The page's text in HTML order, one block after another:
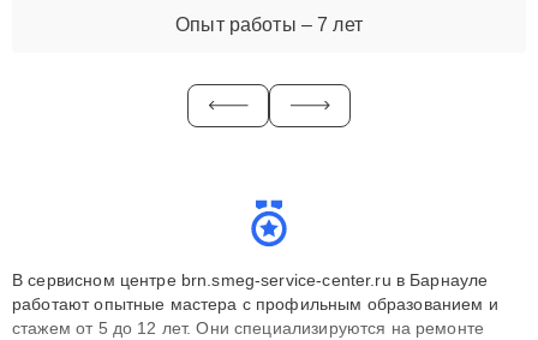
Опыт работы – 7 лет
В сервисном центре brn.smeg-service-center.ru в Барнауле
работают опытные мастера с профильным образованием и
стажем от 5 до 12 лет. Они специализируются на ремонте